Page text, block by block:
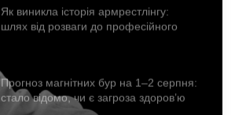
Як виникла історія армрестлінгу:
шлях від розваги до професійного
Прогноз магнітних бур на 1–2 серпня:
стало відомо, чи є загроза здоров’ю